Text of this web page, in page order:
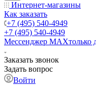
Интернет-магазины
Как заказать
+7 (495) 540-4949
+7 (495) 540-4949
Мессенджер МАХтолько
Заказать звонок
Задать вопрос
Войти